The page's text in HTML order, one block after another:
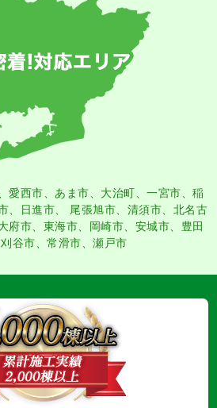
愛西市、あま市、大治町、一宮市、稲
、日進市、 尾張旭市、清須市、北名古
府市、東海市、岡崎市、安城市、豊田
谷市、常滑市、瀬戸市